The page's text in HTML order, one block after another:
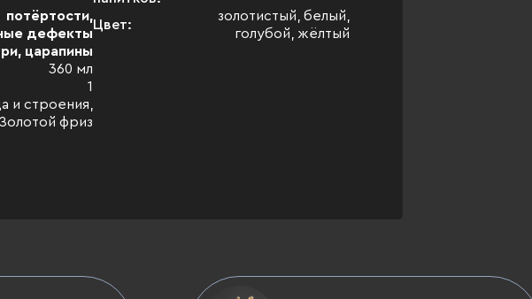
потёртости,
дефекты
царапины
360 мл
1
и строения,
фриз
Цвет:
золотистый, белый,
голубой, жёлтый